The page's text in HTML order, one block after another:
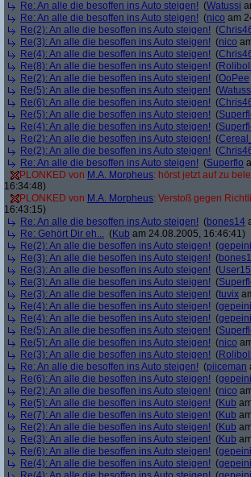
Re: An alle die besoffen ins Auto steigen! (Watussi
Re: An alle die besoffen ins Auto steigen! (nico am
Re(2): An alle die besoffen ins Auto steigen! (
Re(3): An alle die besoffen ins Auto steigen! (nico
Re(4): An alle die besoffen ins Auto steigen! (
Re(8): An alle die besoffen ins Auto steigen! (Roliboli
Re(2): An alle die besoffen ins Auto steigen! (OoPee
Re(5): An alle die besoffen ins Auto steigen! (
Re(6): An alle die besoffen ins Auto steigen! (
Re(5): An alle die besoffen ins Auto steigen! (
Re(4): An alle die besoffen ins Auto steigen! (
Re(2): An alle die besoffen ins Auto steigen! (
Re(2): An alle die besoffen ins Auto steigen! (
Re: An alle die besoffen ins Auto steigen! (Superflo
PLONKED von M.A. Morpheus: hörst jetzt auf zu
16:34:48)
PLONKED von M.A. Morpheus: Verstoß gegen
16:43:15)
Re: An alle die besoffen ins Auto steigen! (bones14
Re: Gehört Dir eh... (Kub am 24.08.2005, 16:46:41)
Re(2): An alle die besoffen ins Auto steigen! (
Re(3): An alle die besoffen ins Auto steigen! (
Re(3): An alle die besoffen ins Auto steigen! (
Re(3): An alle die besoffen ins Auto steigen! (
Re(3): An alle die besoffen ins Auto steigen! (tuvix
Re(4): An alle die besoffen ins Auto steigen! (
Re(4): An alle die besoffen ins Auto steigen! (
Re(5): An alle die besoffen ins Auto steigen! (
Re(5): An alle die besoffen ins Auto steigen! (nico
Re(3): An alle die besoffen ins Auto steigen! (Roliboli
Re: An alle die besoffen ins Auto steigen! (piiceman
Re(6): An alle die besoffen ins Auto steigen! (
Re(2): An alle die besoffen ins Auto steigen! (nico
Re(5): An alle die besoffen ins Auto steigen! (Kub
Re(7): An alle die besoffen ins Auto steigen! (Kub
Re(2): An alle die besoffen ins Auto steigen! (Kub
Re(3): An alle die besoffen ins Auto steigen! (Kub
Re(6): An alle die besoffen ins Auto steigen! (
Re(4): An alle die besoffen ins Auto steigen! (